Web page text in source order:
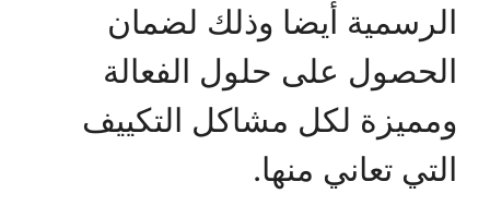
الرسمية أيضا وذلك لضمان
الحصول على حلول الفعالة
ومميزة لكل مشاكل التكييف
التي تعاني منها.